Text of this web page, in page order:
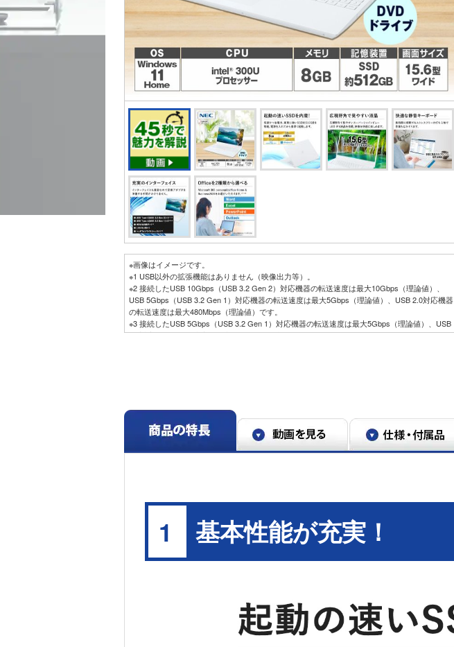
※画像はイメージです。
※1 USB以外の拡張機能はありません（映像出力等）。
※2 接続したUSB 10Gbps（USB 3.2 Gen 2）対応機器の転送速度は最大10Gbps（理論値）、
USB 5Gbps（USB 3.2 Gen 1）対応機器の転送速度は最大5Gbps（理論値）、USB 2.0対応機器
の転送速度は最大480Mbps（理論値）です。
※3 接続したUSB 5Gbps（USB 3.2 Gen 1）対応機器の転送速度は最大5Gbps（理論値）、USB
2.0対応機器の転送速度は最大480Mbps（理論値）です。
ご使用の環境によっては、リフレッシュレートを変更するか、解像度を低くしないと、描画性
能が上がらない場合があります。すべてのHDMI規格に対応した外部ディスプレイやTVでの動
作確認はしておりません。HDMI規格に対応した外部ディスプレイやTVによっては正しく表示
されない場合があります。
初回Windowsセットアップ後180日以内にMicrosoft 365 Personalの有効化が必要です。3か月の
Personalを最大24か月間ご利用いただけます。Microsoft 365 Personal は24か月後にその時点の
価格で12か月プランに自動更新されるため、継続を希望しない場合は24か月経過前にMicrosoft
アカウント上でキャンセル手続きを行ってください。Office Home & Business 2024を使用する
ためには、Microsoft 365 Personalの支払方法を登録せずに3か月試用の後、Office Home &
Business 2024はご利用いただけません。利用可能なアプリケーションや機能、デバイス数は
Microsoft 365 PersonalとOffice Home & Business 2024で異なります。ライセンス、デバイスの
OS、言語、プラットフォーム、利用者の年齢などによっても異なる場合があります。
1 基本性能が充実！